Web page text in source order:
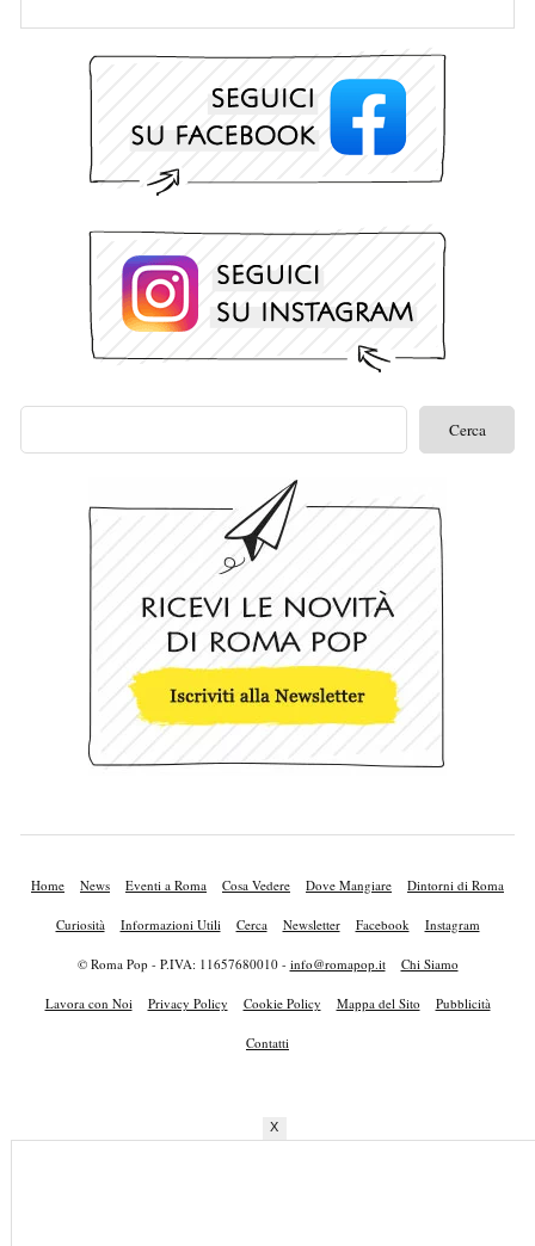
Home News Eventi a Roma Cosa Vedere Dove Mangiare Dintorni di Roma
Curiosità Informazioni Utili Cerca Newsletter Facebook Instagram
© Roma Pop - P.IVA: 11657680010 - info@romapop.it Chi Siamo
Lavora con Noi Privacy Policy Cookie Policy Mappa del Sito Pubblicità
Contatti
X